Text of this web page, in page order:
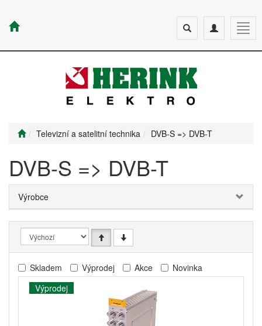
Toggle
navigation
Toggle
search
Televizní a satelitní technika DVB-S => DVB-T
DVB-S => DVB-T
Výrobce
Skladem Výprodej Akce
Novinka
Výprodej